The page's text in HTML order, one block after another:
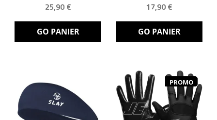
25,90 €
GO PANIER
17,90 €
GO PANIER
PROMO